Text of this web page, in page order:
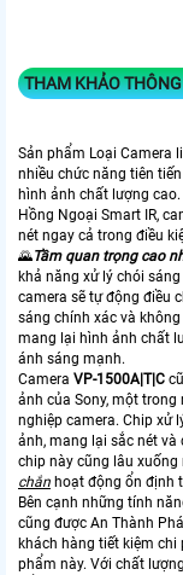
THAM KHẢO
Sản phẩm Loại Camera
nhiều chức năng tiên
hình ảnh chất lượng
Hồng Ngoại Smart IR,
nét ngay cả trong điều
🌄Tầm quan trọng cao
khả năng xử lý chói
camera sẽ tự động điều
sáng chính xác và
mang lại hình ảnh chất
ánh sáng mạnh.
Camera VP-1500A|T|C
ảnh của Sony, một
nghiệp camera. Chip xử
ảnh, mang lại sắc nét
chip này cũng lâu
chắn hoạt động ổn định
Bên cạnh những tính
cũng được An Thành
khách hàng tiết kiệm
phẩm này. Với chất